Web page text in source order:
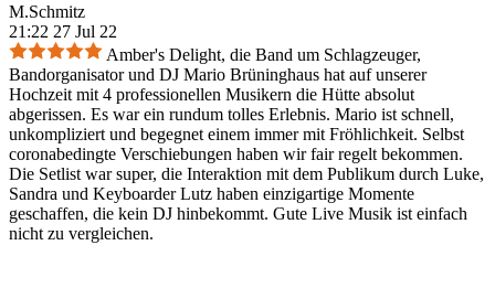
M.Schmitz
21:22 27 Jul 22
Amber's Delight, die Band um Schlagzeuger,
Bandorganisator und DJ Mario Brüninghaus hat auf unserer
Hochzeit mit 4 professionellen Musikern die Hütte absolut
abgerissen. Es war ein rundum tolles Erlebnis. Mario ist schnell,
unkompliziert und begegnet einem immer mit Fröhlichkeit. Selbst
coronabedingte Verschiebungen haben wir fair regelt bekommen.
Die Setlist war super, die Interaktion mit dem Publikum durch Luke,
Sandra und Keyboarder Lutz haben einzigartige Momente
geschaffen, die kein DJ hinbekommt. Gute Live Musik ist einfach
nicht zu vergleichen.